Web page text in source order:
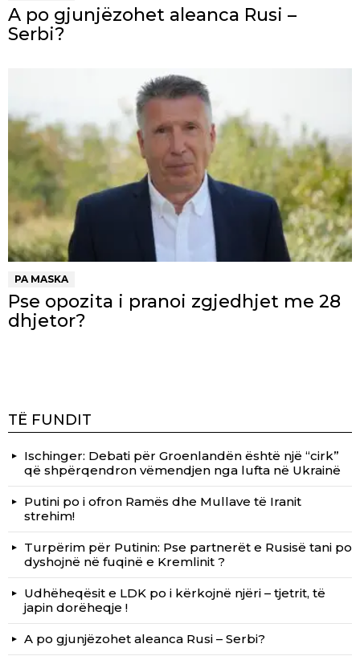
A po gjunjëzohet aleanca Rusi –
Serbi?
PA MASKA
Pse opozita i pranoi zgjedhjet me 28
dhjetor?
TË FUNDIT
Ischinger: Debati për Groenlandën është një “cirk”
që shpërqendron vëmendjen nga lufta në Ukrainë
Putini po i ofron Ramës dhe Mullave të Iranit
strehim!
Turpërim për Putinin: Pse partnerët e Rusisë tani po
dyshojnë në fuqinë e Kremlinit ?
Udhëheqësit e LDK po i kërkojnë njëri – tjetrit, të
japin dorëheqje !
A po gjunjëzohet aleanca Rusi – Serbi?